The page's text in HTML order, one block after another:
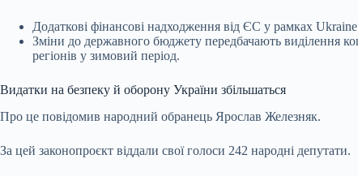
Додаткові фінансові надходження від ЄС у рамках
Зміни до державного бюджету передбачають виділення
регіонів у зимовий період.
Видатки на безпеку й оборону України збільшаться
Про це повідомив народний обранець Ярослав Железняк.
За цей законопроєкт віддали свої голоси 242 народні депутати.